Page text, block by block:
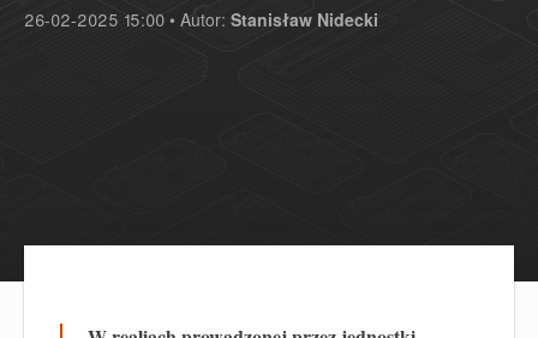
26-02-2025 15:00 • Autor: Stanisław Nidecki